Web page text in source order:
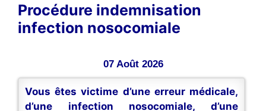
Procédure indemnisation
infection nosocomiale
07 Août 2026
Vous êtes victime d’une erreur médicale,
d’une infection nosocomiale, d’une